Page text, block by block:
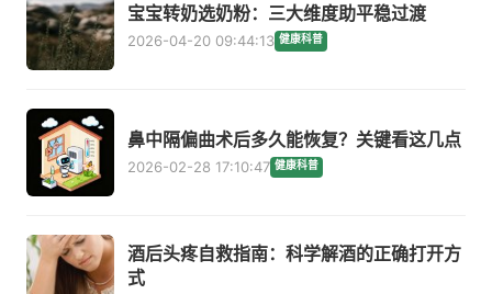
宝宝转奶选奶粉：三大维度助平稳过渡
2026-04-20 09:44:13 健康科普
鼻中隔偏曲术后多久能恢复？关键看这几点
2026-02-28 17:10:47 健康科普
酒后头疼自救指南：科学解酒的正确打开方
式